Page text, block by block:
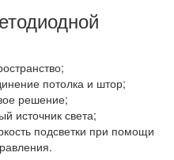
потолка и штор;
решение;
источник света;
подсветки при помощи